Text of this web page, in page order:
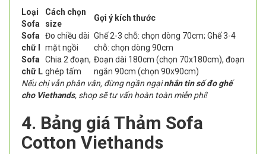
Loại
Sofa
Cách chọn
size
Gợi ý kích thước
Sofa
chữ I
Đo chiều dài
mặt ngồi
Ghế 2-3 chỗ: chọn dòng 70cm; Ghế 3-4
chỗ: chọn dòng 90cm
Sofa
chữ L
Chia 2 đoạn,
ghép tấm
Đoạn dài 180cm (chọn 70x180cm), đoạn
ngắn 90cm (chọn 90x90cm)
Nếu chị vẫn phân vân, đừng ngần ngạinhắn tin số đo ghế
cho Viethands, shop sẽ tư vấn hoàn toàn miễn phí!
4. Bảng giá Thảm Sofa
Cotton Viethands